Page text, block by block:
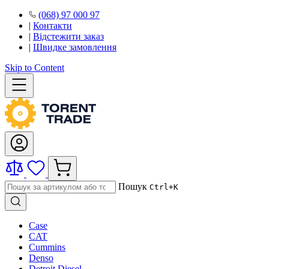
(068) 97 000 97
| Контакти
| Відстежити заказ
| Швидке замовлення
Skip to Content
Пошук Ctrl+K
Case
CAT
Cummins
Denso